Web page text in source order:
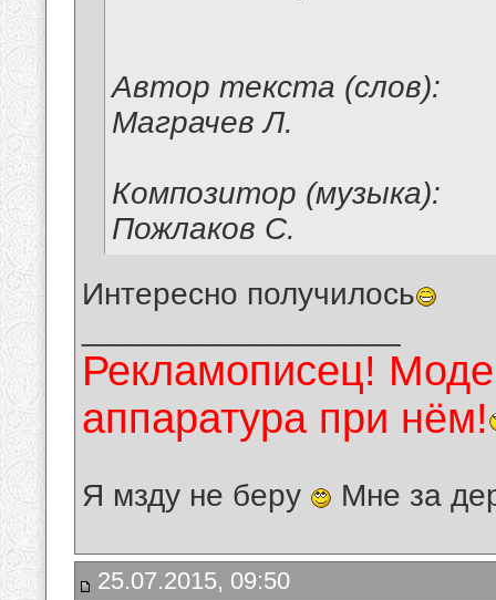
Автор текста (слов):
Маграчев Л.
Композитор (музыка):
Пожлаков С.
Интересно получилось
Рекламописец!
аппаратура при нём!
Я мзду не беру Мне за
25.07.2015, 09:50